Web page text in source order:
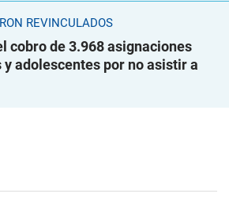
REVINCULADOS
cobro de 3.968 asignaciones
adolescentes por no asistir a